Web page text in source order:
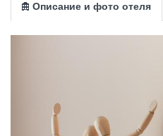
Описание и фото отеля